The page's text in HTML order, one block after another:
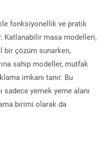
fonksiyonellik ve pratik
Katlanabilir masa modelleri,
bir çözüm sunarken,
sahip modeller, mutfak
imkanı tanır. Bu
sadece yemek yeme alanı
birimi olarak da